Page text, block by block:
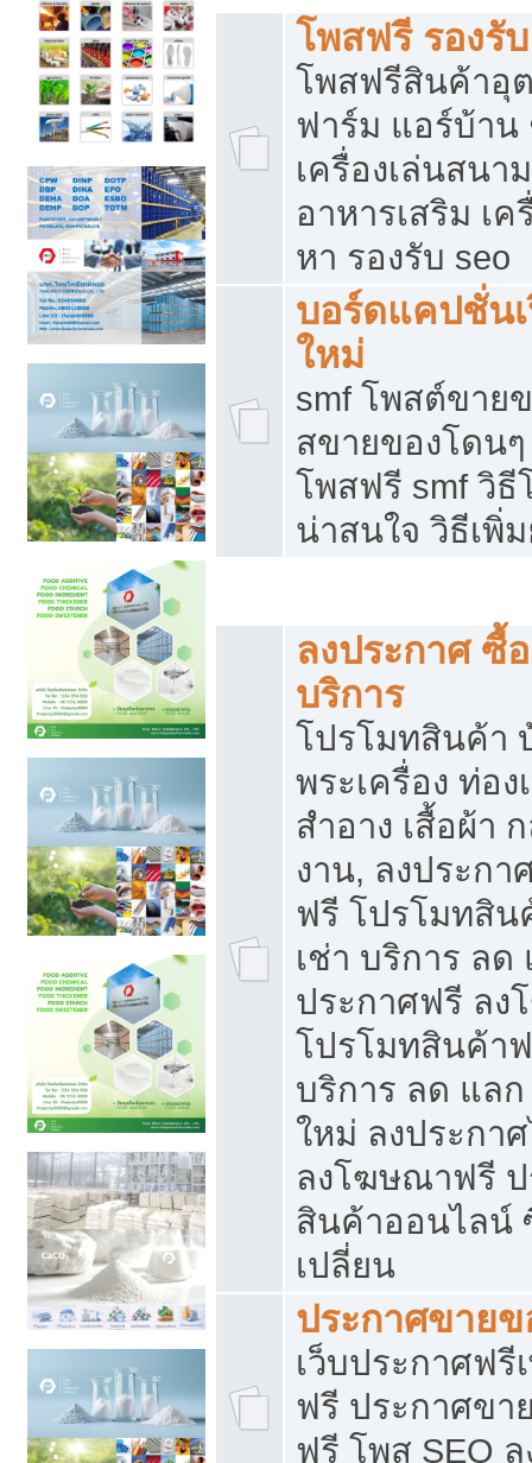
โพสฟรี รองรั
โพสฟรีสินค้าอุ
ฟาร์ม แอร์บ้าน
เครื่องเล่นสนา
อาหารเสริม เ
หา รองรับ seo
บอร์ดแคปชั่น
ใหม่
smf โพสต์ขาย
สขายของโดน
โพสฟรี smf วิธี
น่าสนใจ วิธีเพิ่
ลงประกาศ ซื้
บริการ
โปรโมทสินค้า
พระเครื่อง ท่อง
สำอาง เสื้อผ้า
งาน, ลงประก
ฟรี โปรโมทสิ
เช่า บริการ ลด
ประกาศฟรี ล
โปรโมทสินค้า
บริการ ลด แล
ใหม่ ลงประกา
ลงโฆษณาฟรี
สินค้าออนไลน์
เปลี่ยน
ประกาศขายข
เว็บประกาศฟรี
ฟรี ประกาศขา
ฟรี โพส SEO